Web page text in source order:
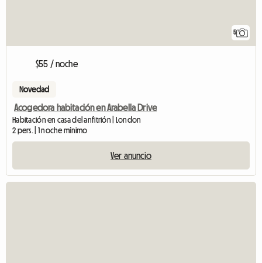
5
$55 / noche
Novedad
Acogedora habitación en Arabella Drive
Habitación en casa del anfitrión | London
2 pers. | 1 noche mínimo
Ver anuncio